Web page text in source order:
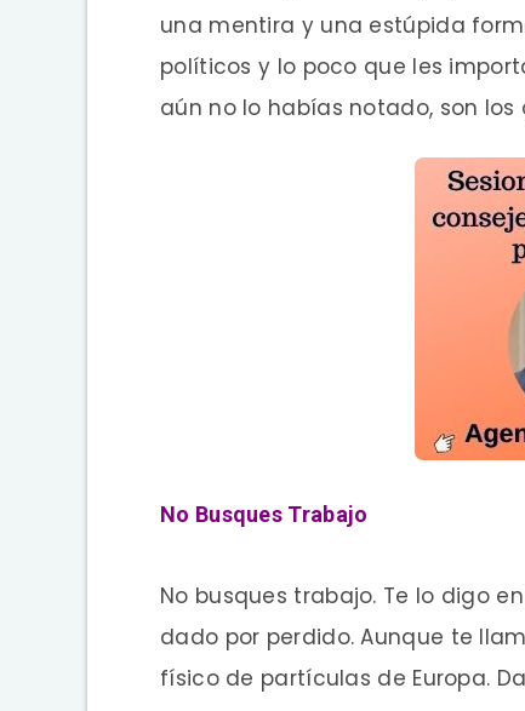
una mentira y una estúpida
políticos y lo poco que les
aún no lo habías notado, son
No Busques Trabajo
No busques trabajo. Te lo digo
dado por perdido. Aunque te
físico de partículas de Europa.